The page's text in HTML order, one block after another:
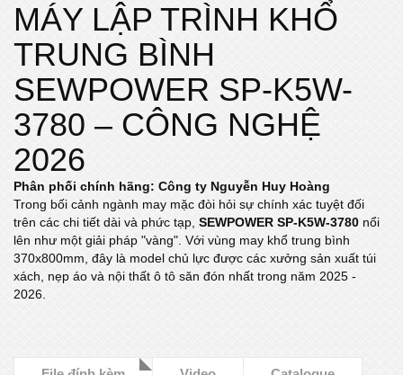
MÁY LẬP TRÌNH KHỔ
TRUNG BÌNH
SEWPOWER SP-K5W-
3780 – CÔNG NGHỆ
2026
Phân phối chính hãng: Công ty Nguyễn Huy Hoàng
Trong bối cảnh ngành may mặc đòi hỏi sự chính xác tuyệt đối
trên các chi tiết dài và phức tạp, SEWPOWER SP-K5W-3780 nổi
lên như một giải pháp "vàng". Với vùng may khổ trung bình
370x800mm, đây là model chủ lực được các xưởng sản xuất túi
xách, nẹp áo và nội thất ô tô săn đón nhất trong năm 2025 -
2026.